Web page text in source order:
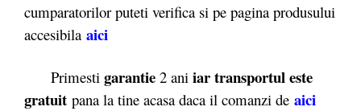
cumparatorilor puteti verifica si pe pagina produsului
accesibila aici
Primesti garantie 2 ani iar transportul este
gratuit pana la tine acasa daca il comanzi de aici